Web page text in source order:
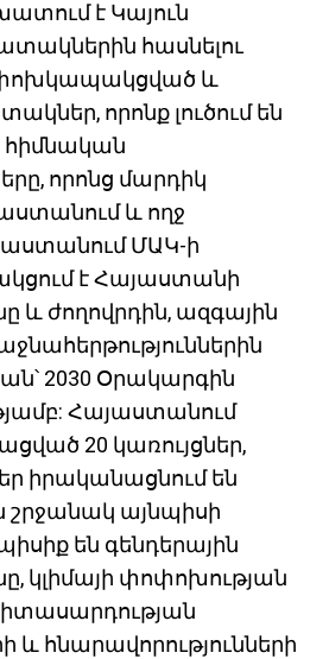
է Կայուն
հասնելու
փոխկապակցված և
որոնք լուծում են
որոնց մարդիկ
և ողջ
ՄԱԿ-ի
է Հայաստանի
և ժողովրդին, ազգային
2030 Օրակարգին
Հայաստանում
20 կառույցներ,
իրականացնում են
շրջանակ այնպիսի
են գենդերային
կլիմայի փոփոխության
և հնարավորությունների